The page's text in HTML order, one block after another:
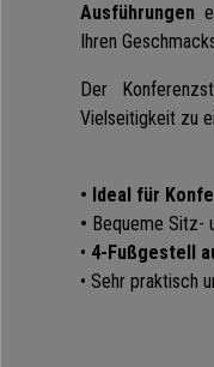
Ausführungen
Ihren
Der
Vielseitigkeit zu
• Ideal für
• Bequeme Sitz-
• 4-Fußgestell
• Sehr praktisch